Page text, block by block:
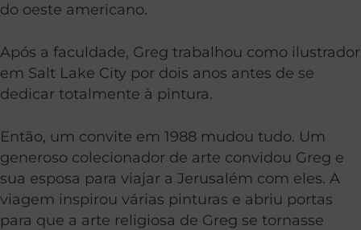
do oeste americano.
Após a faculdade, Greg trabalhou como ilustrador
em Salt Lake City por dois anos antes de se
dedicar totalmente à pintura.
Então, um convite em 1988 mudou tudo. Um
generoso colecionador de arte convidou Greg e
sua esposa para viajar a Jerusalém com eles. A
viagem inspirou várias pinturas e abriu portas
para que a arte religiosa de Greg se tornasse